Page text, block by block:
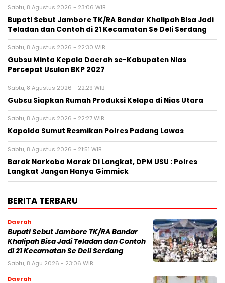
Sabtu, 8 Agustus 2026 - 23:06 WIB
Bupati Sebut Jambore TK/RA Bandar Khalipah Bisa Jadi
Teladan dan Contoh di 21 Kecamatan Se Deli Serdang
Sabtu, 8 Agustus 2026 - 22:30 WIB
Gubsu Minta Kepala Daerah se-Kabupaten Nias
Percepat Usulan BKP 2027
Sabtu, 8 Agustus 2026 - 22:29 WIB
Gubsu Siapkan Rumah Produksi Kelapa di Nias Utara
Sabtu, 8 Agustus 2026 - 22:27 WIB
Kapolda Sumut Resmikan Polres Padang Lawas
Sabtu, 8 Agustus 2026 - 21:51 WIB
Barak Narkoba Marak Di Langkat, DPM USU : Polres
Langkat Jangan Hanya Gimmick
BERITA TERBARU
Daerah
Bupati Sebut Jambore TK/RA Bandar
Khalipah Bisa Jadi Teladan dan Contoh
di 21 Kecamatan Se Deli Serdang
Sabtu, 8 Agu 2026 - 23:06 WIB
Daerah